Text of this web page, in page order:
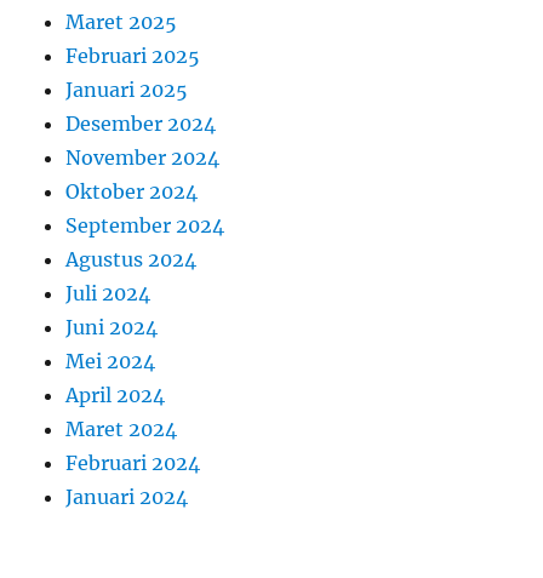
Maret 2025
Februari 2025
Januari 2025
Desember 2024
November 2024
Oktober 2024
September 2024
Agustus 2024
Juli 2024
Juni 2024
Mei 2024
April 2024
Maret 2024
Februari 2024
Januari 2024